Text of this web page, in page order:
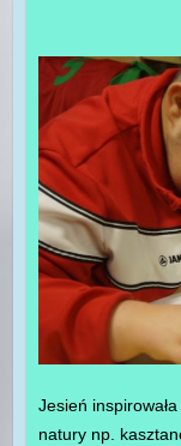
Jesień
natury np.